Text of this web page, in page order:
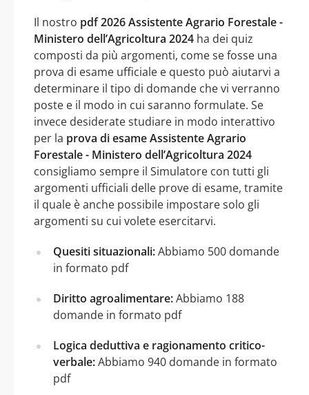
Il nostro pdf 2026 Assistente Agrario Forestale -
Ministero dell’Agricoltura 2024 ha dei quiz
composti da più argomenti, come se fosse una
prova di esame ufficiale e questo può aiutarvi a
determinare il tipo di domande che vi verranno
poste e il modo in cui saranno formulate. Se
invece desiderate studiare in modo interattivo
per la prova di esame Assistente Agrario
Forestale - Ministero dell’Agricoltura 2024
consigliamo sempre il Simulatore con tutti gli
argomenti ufficiali delle prove di esame, tramite
il quale è anche possibile impostare solo gli
argomenti su cui volete esercitarvi.
Quesiti situazionali:Abbiamo 500 domande
in formato pdf
Diritto agroalimentare:Abbiamo 188
domande in formato pdf
Logica deduttiva e ragionamento critico-
verbale:Abbiamo 940 domande in formato
pdf